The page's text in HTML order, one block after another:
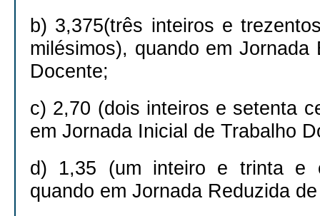
b) 3,375(três inteiros e
milésimos), quando em Jornada
Docente;
c) 2,70 (dois inteiros e setenta
em Jornada Inicial de Trabalho
d) 1,35 (um inteiro e trinta e
quando em Jornada Reduzida